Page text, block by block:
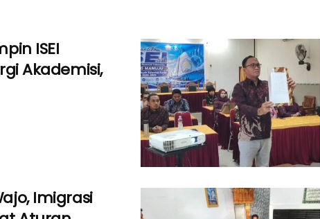
ISEI
Akademisi,
Imigrasi